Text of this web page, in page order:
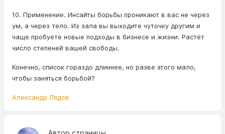
10. Применение. Инсайты борьбы проникают в вас не через
ум, а через тело. Из зала вы выходите чуточку другим и
чаще пробуете новые подходы в бизнесе и жизни. Растёт
число степеней вашей свободы.
Конечно, список гораздо длиннее, но разве этого мало,
чтобы заняться борьбой?
Александр Лядов